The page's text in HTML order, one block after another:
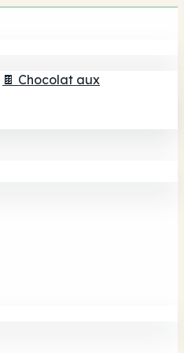
🍫 Chocolat aux